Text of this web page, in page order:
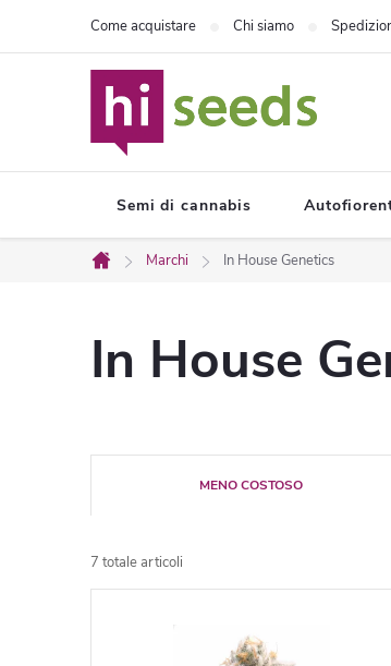
Come acquistare Chi siamo
Semi di cannabis
Casa
Marchi In House Genetics
In House
r
d
MENO COSTOSO
7 totale articoli